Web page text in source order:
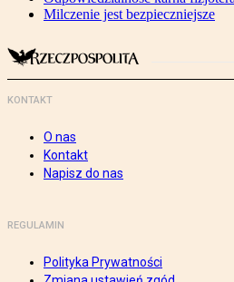
Milczenie jest bezpieczniejsze
KONTAKT
O nas
Kontakt
Napisz do nas
REGULAMIN
Polityka Prywatności